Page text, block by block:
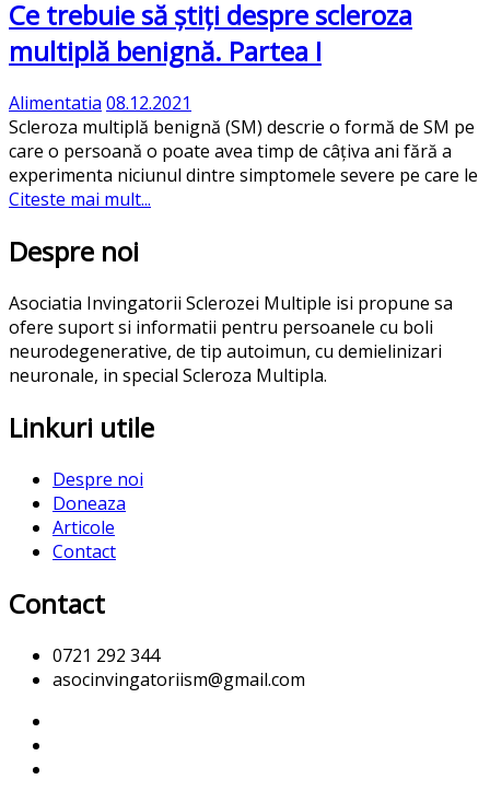
Ce trebuie să știți despre scleroza
multiplă benignă. Partea I
Alimentatia 08.12.2021
Scleroza multiplă benignă (SM) descrie o formă de SM pe
care o persoană o poate avea timp de câțiva ani fără a
experimenta niciunul dintre simptomele severe pe care le
Citeste mai mult...
Despre noi
Asociatia Invingatorii Sclerozei Multiple isi propune sa
ofere suport si informatii pentru persoanele cu boli
neurodegenerative, de tip autoimun, cu demielinizari
neuronale, in special Scleroza Multipla.
Linkuri utile
Despre noi
Doneaza
Articole
Contact
Contact
0721 292 344
asocinvingatoriism@gmail.com